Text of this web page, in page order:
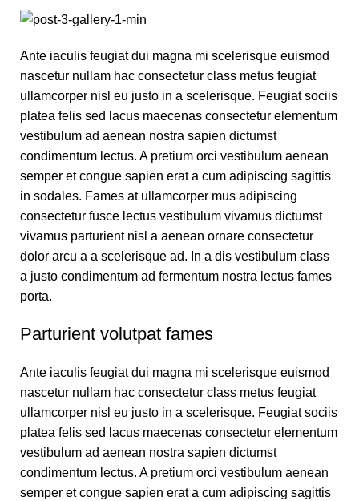
Ante iaculis feugiat dui magna mi scelerisque euismod
nascetur nullam hac consectetur class metus feugiat
ullamcorper nisl eu justo in a scelerisque. Feugiat sociis
platea felis sed lacus maecenas consectetur elementum
vestibulum ad aenean nostra sapien dictumst
condimentum lectus. A pretium orci vestibulum aenean
semper et congue sapien erat a cum adipiscing sagittis
in sodales. Fames at ullamcorper mus adipiscing
consectetur fusce lectus vestibulum vivamus dictumst
vivamus parturient nisl a aenean ornare consectetur
dolor arcu a a scelerisque ad. In a dis vestibulum class
a justo condimentum ad fermentum nostra lectus fames
porta.
Parturient volutpat fames
Ante iaculis feugiat dui magna mi scelerisque euismod
nascetur nullam hac consectetur class metus feugiat
ullamcorper nisl eu justo in a scelerisque. Feugiat sociis
platea felis sed lacus maecenas consectetur elementum
vestibulum ad aenean nostra sapien dictumst
condimentum lectus. A pretium orci vestibulum aenean
semper et congue sapien erat a cum adipiscing sagittis